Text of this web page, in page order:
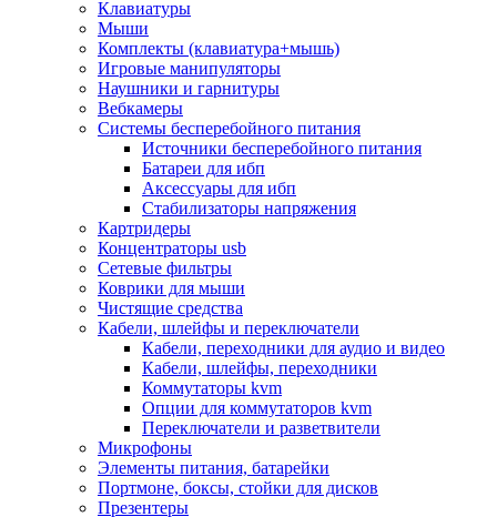
Серверы
Программное обеспечение
Операционные системы
Антивирусное по
Офисные приложения
Неттопы, тонкие клиенты, платформы nuc
Микрокомпьютеры
Опции для компьютеров
Бытовая техника
Кухонная техника
Блендеры, измельчители
Блинницы
Вакуумные упаковщики
Весы кухонные
Гриль
Дистилляторы
Йогуртницы
Кофеварки и кофемашины
Кофемолки
Кухонные комбайны
Ломтерезки
Микроволновые печи
Миксеры
Мини-печи
Мойки
Мультиварки
Клавиатуры
Мыши
Комплекты (клавиатура+мышь)
Игровые манипуляторы
Наушники и гарнитуры
Вебкамеры
Системы бесперебойного питания
Источники бесперебойного питания
Батареи для ибп
Аксессуары для ибп
Стабилизаторы напряжения
Картридеры
Концентраторы usb
Сетевые фильтры
Коврики для мыши
Чистящие средства
Кабели, шлейфы и переключатели
Кабели, переходники для аудио и видео
Кабели, шлейфы, переходники
Коммутаторы kvm
Опции для коммутаторов kvm
Переключатели и разветвители
Микрофоны
Элементы питания, батарейки
Портмоне, боксы, стойки для дисков
Презентеры